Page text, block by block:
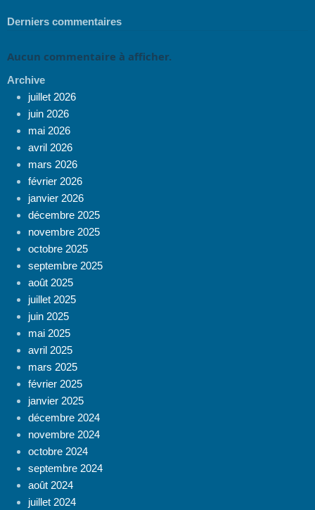
Derniers commentaires
Aucun commentaire à afficher.
Archive
juillet 2026
juin 2026
mai 2026
avril 2026
mars 2026
février 2026
janvier 2026
décembre 2025
novembre 2025
octobre 2025
septembre 2025
août 2025
juillet 2025
juin 2025
mai 2025
avril 2025
mars 2025
février 2025
janvier 2025
décembre 2024
novembre 2024
octobre 2024
septembre 2024
août 2024
juillet 2024